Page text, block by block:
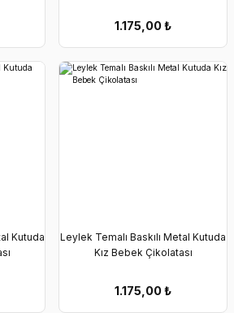
1.175,00₺
Kutuda
Leylek Temalı Baskılı Metal Kutuda
Kız Bebek Çikolatası
1.175,00₺